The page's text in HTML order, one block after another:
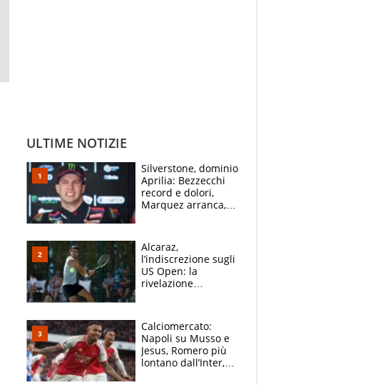
ULTIME NOTIZIE
Silverstone, dominio
Aprilia: Bezzecchi
record e dolori,
Marquez arranca,
Alcaraz,
l’indiscrezione sugli
US Open: la
rivelazione
B. Rune verso la
rinuncia
Calciomercato:
Napoli su Musso e
Jesus, Romero più
lontano dall’Inter,